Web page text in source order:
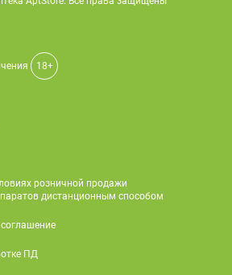
18+
розничной продажи
дистанционным способом
ПД